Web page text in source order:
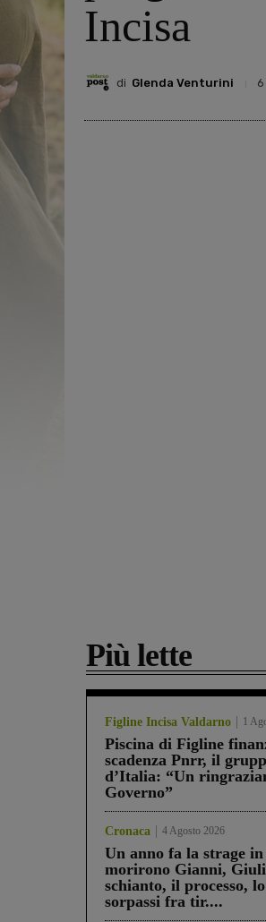
Incisa
di Glenda Venturini
Più lette
Figline Incisa Valdarno 1
Piscina di Figline
scadenza Pnrr, il
d’Italia: “Un
Governo”
Cronaca 4 Agosto 2026
Un anno fa la strage
morirono Gianni,
schianto, il processo,
sorpassi fra tir....